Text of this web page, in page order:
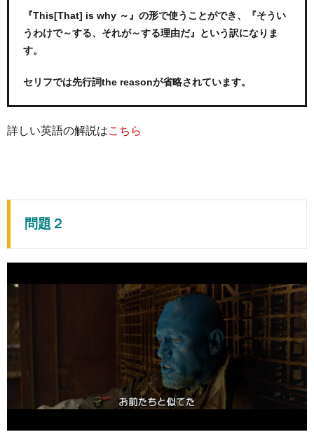
『This[That] is why ～』の形で使うことができ、『そうい
うわけで～する、それが～する理由だ』という訳になりま
す。
セリフでは先行詞the reasonが省略されています。
詳しい英語の解説はこちら
問題２